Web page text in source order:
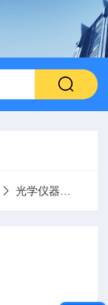
光学仪器